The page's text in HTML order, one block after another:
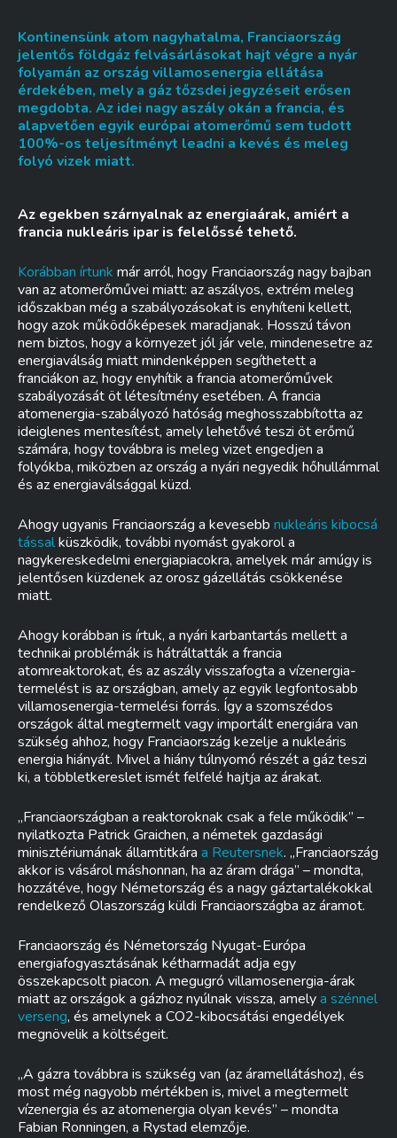
Kontinensünk atom nagyhatalma, Franciaország
jelentős földgáz felvásárlásokat hajt végre a nyár
folyamán az ország villamosenergia ellátása
érdekében, mely a gáz tőzsdei jegyzéseit erősen
megdobta. Az idei nagy aszály okán a francia, és
alapvetően egyik európai atomerőmű sem tudott
100%-os teljesítményt leadni a kevés és meleg
folyó vizek miatt.
Az egekben szárnyalnak az energiaárak, amiért a
francia nukleáris ipar is felelőssé tehető.
Korábban írtunk már arról, hogy Franciaország nagy bajban
van az atomerőművei miatt: az aszályos, extrém meleg
időszakban még a szabályozásokat is enyhíteni kellett,
hogy azok működőképesek maradjanak. Hosszú távon
nem biztos, hogy a környezet jól jár vele, mindenesetre az
energiaválság miatt mindenképpen segíthetett a
franciákon az, hogy enyhítik a francia atomerőművek
szabályozását öt létesítmény esetében. A francia
atomenergia-szabályozó hatóság meghosszabbította az
ideiglenes mentesítést, amely lehetővé teszi öt erőmű
számára, hogy továbbra is meleg vizet engedjen a
folyókba, miközben az ország a nyári negyedik hőhullámmal
és az energiaválsággal küzd.
Ahogy ugyanis Franciaország a kevesebb nukleáris kibocsá
tássalküszködik, további nyomást gyakorol a
nagykereskedelmi energiapiacokra, amelyek már amúgy is
jelentősen küzdenek az orosz gázellátás csökkenése
miatt.
Ahogy korábban is írtuk, a nyári karbantartás mellett a
technikai problémák is hátráltatták a francia
atomreaktorokat, és az aszály visszafogta a vízenergia-
termelést is az országban, amely az egyik legfontosabb
villamosenergia-termelési forrás. Így a szomszédos
országok által megtermelt vagy importált energiára van
szükség ahhoz, hogy Franciaország kezelje a nukleáris
energia hiányát. Mivel a hiány túlnyomó részét a gáz teszi
ki, a többletkereslet ismét felfelé hajtja az árakat.
„Franciaországban a reaktoroknak csak a fele működik” –
nyilatkozta Patrick Graichen, a németek gazdasági
minisztériumának államtitkára a Reutersnek. „Franciaország
akkor is vásárol máshonnan, ha az áram drága” – mondta,
hozzátéve, hogy Németország és a nagy gáztartalékokkal
rendelkező Olaszország küldi Franciaországba az áramot.
Franciaország és Németország Nyugat-Európa
energiafogyasztásának kétharmadát adja egy
összekapcsolt piacon. A megugró villamosenergia-árak
miatt az országok a gázhoz nyúlnak vissza, amelya szénnel
verseng, és amelynek a CO2-kibocsátási engedélyek
megnövelik a költségeit.
„A gázra továbbra is szükség van (az áramellátáshoz), és
most még nagyobb mértékben is, mivel a megtermelt
vízenergia és az atomenergia olyan kevés” – mondta
Fabian Ronningen, a Rystad elemzője.